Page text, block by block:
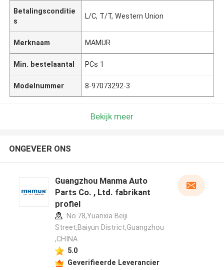
Betalingsconditie
s
L/C, T/T, Western Union
Merknaam MAMUR
Min. bestelaantal PCs 1
Modelnummer 8-97073292-3
Bekijk meer
ONGEVEER ONS
Guangzhou Manma Auto
Parts Co. , Ltd. fabrikant
profiel
No.78,Yuanxia Beiji
Street,Baiyun District,Guangzhou
,CHINA
5.0
Geverifieerde Leverancier